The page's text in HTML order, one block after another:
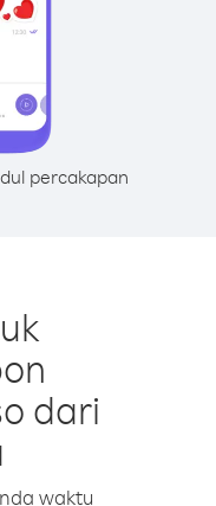
percakapan
dari
waktu